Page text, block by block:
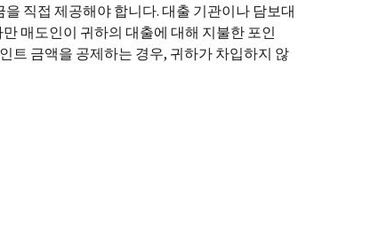
직접 제공해야 합니다. 대출 기관이나 담보대
매도인이 귀하의 대출에 대해 지불한 포인
트 금액을 공제하는 경우, 귀하가 차입하지 않